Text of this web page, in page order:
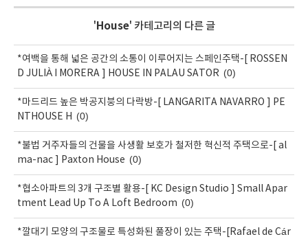
' House' 카테고리의 다른 글
*여백을 통해 넓은 공간의 소통이 이루어지는 스페인주택-[ ROSSEN
D JULIÀ I MORERA ] HOUSE IN PALAU SATOR (0)
*마드리드 높은 박공지붕의 다락방-[ LANGARITA NAVARRO ] PE
NTHOUSE H (0)
*불법 거주자들의 건물을 사생활 보호가 철저한 혁신적 주택으로-[ al
ma-nac ] Paxton House (0)
*협소아파트의 3개 구조별 활용-[ KC Design Studio ] Small Apar
tment Lead Up To A Loft Bedroom (0)
*깔대기 모양의 구조물로 특성화된 풀장이 있는 주택-[Rafael de Cár